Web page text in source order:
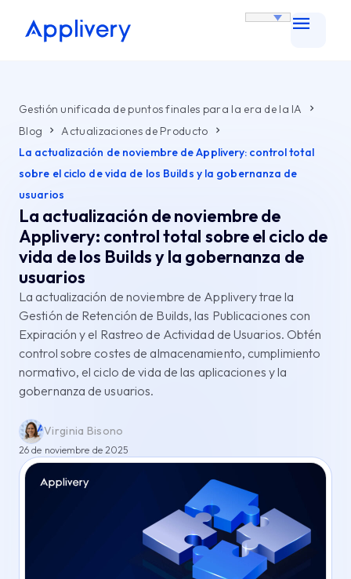
Gestión unificada de puntos finales para la era de la IA
Blog
Actualizaciones de Producto
La actualización de noviembre de Applivery: control total
sobre el ciclo de vida de los Builds y la gobernanza de
usuarios
La actualización de noviembre de
Applivery: control total sobre el ciclo de
vida de los Builds y la gobernanza de
usuarios
La actualización de noviembre de Applivery trae la
Gestión de Retención de Builds, las Publicaciones con
Expiración y el Rastreo de Actividad de Usuarios. Obtén
control sobre costes de almacenamiento, cumplimiento
normativo, el ciclo de vida de las aplicaciones y la
gobernanza de usuarios.
Virginia Bisono
26 de noviembre de 2025